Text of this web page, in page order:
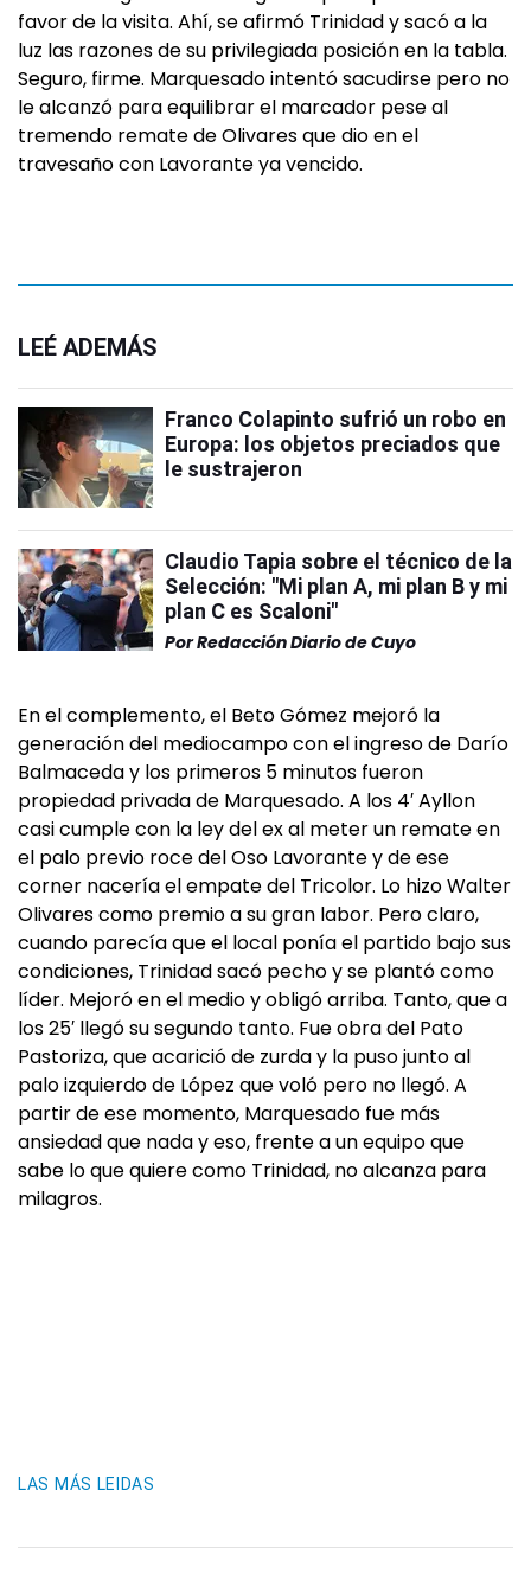
favor de la visita. Ahí, se afirmó Trinidad y sacó a la
luz las razones de su privilegiada posición en la tabla.
Seguro, firme. Marquesado intentó sacudirse pero no
le alcanzó para equilibrar el marcador pese al
tremendo remate de Olivares que dio en el
travesaño con Lavorante ya vencido.
LEÉ ADEMÁS
Franco Colapinto sufrió un robo en
Europa: los objetos preciados que
le sustrajeron
Claudio Tapia sobre el técnico de la
Selección: "Mi plan A, mi plan B y mi
plan C es Scaloni"
PorRedacción Diario de Cuyo
En el complemento, el Beto Gómez mejoró la
generación del mediocampo con el ingreso de Darío
Balmaceda y los primeros 5 minutos fueron
propiedad privada de Marquesado. A los 4′ Ayllon
casi cumple con la ley del ex al meter un remate en
el palo previo roce del Oso Lavorante y de ese
corner nacería el empate del Tricolor. Lo hizo Walter
Olivares como premio a su gran labor. Pero claro,
cuando parecía que el local ponía el partido bajo sus
condiciones, Trinidad sacó pecho y se plantó como
líder. Mejoró en el medio y obligó arriba. Tanto, que a
los 25′ llegó su segundo tanto. Fue obra del Pato
Pastoriza, que acarició de zurda y la puso junto al
palo izquierdo de López que voló pero no llegó. A
partir de ese momento, Marquesado fue más
ansiedad que nada y eso, frente a un equipo que
sabe lo que quiere como Trinidad, no alcanza para
milagros.
LAS MÁS LEIDAS